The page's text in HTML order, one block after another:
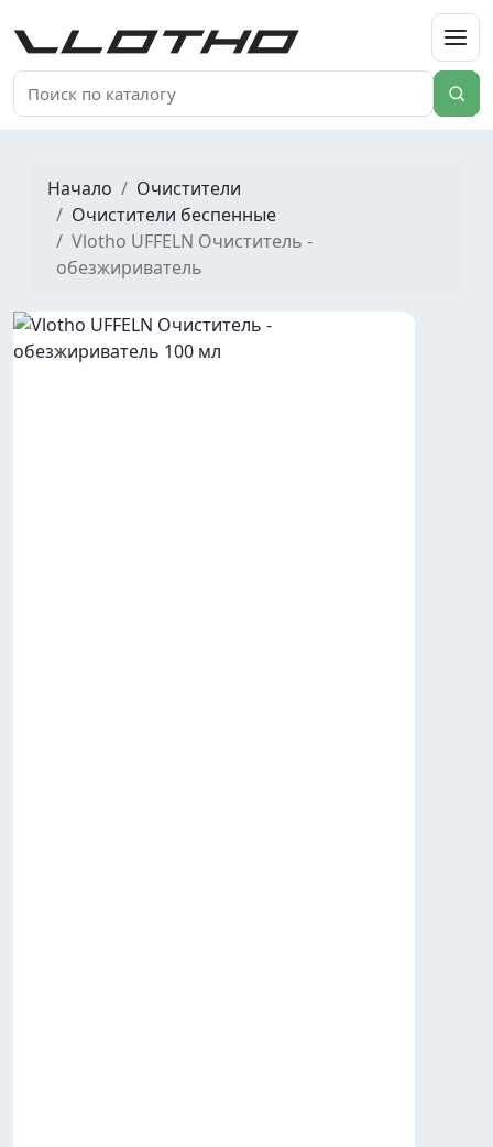
VLOTHO
Начало
Очистители
Очистители беспенные
Vlotho UFFELN Очиститель -
обезжириватель